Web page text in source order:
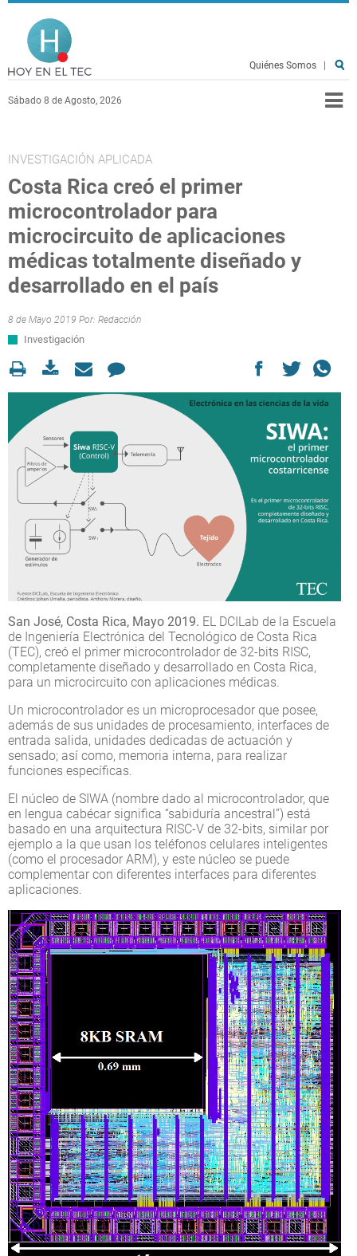
Pasar al contenido principal
Sábado 8 de Agosto, 2026
Quiénes Somos
INVESTIGACIÓN APLICADA
Costa Rica creó el primer
microcontrolador para
microcircuito de aplicaciones
médicas totalmente diseñado y
desarrollado en el país
8 de Mayo 2019 Por: Redacción
Investigación
San José, Costa Rica, Mayo 2019. EL DCILab de la Escuela
de Ingeniería Electrónica del Tecnológico de Costa Rica
(TEC), creó el primer microcontrolador de 32-bits RISC,
completamente diseñado y desarrollado en Costa Rica,
para un microcircuito con aplicaciones médicas.
Un microcontrolador es un microprocesador que posee,
además de sus unidades de procesamiento, interfaces de
entrada salida, unidades dedicadas de actuación y
sensado; así como, memoria interna, para realizar
funciones específicas.
El núcleo de SIWA (nombre dado al microcontrolador, que
en lengua cabécar significa “sabiduría ancestral”) está
basado en una arquitectura RISC-V de 32-bits, similar por
ejemplo a la que usan los teléfonos celulares inteligentes
(como el procesador ARM), y este núcleo se puede
complementar con diferentes interfaces para diferentes
aplicaciones.